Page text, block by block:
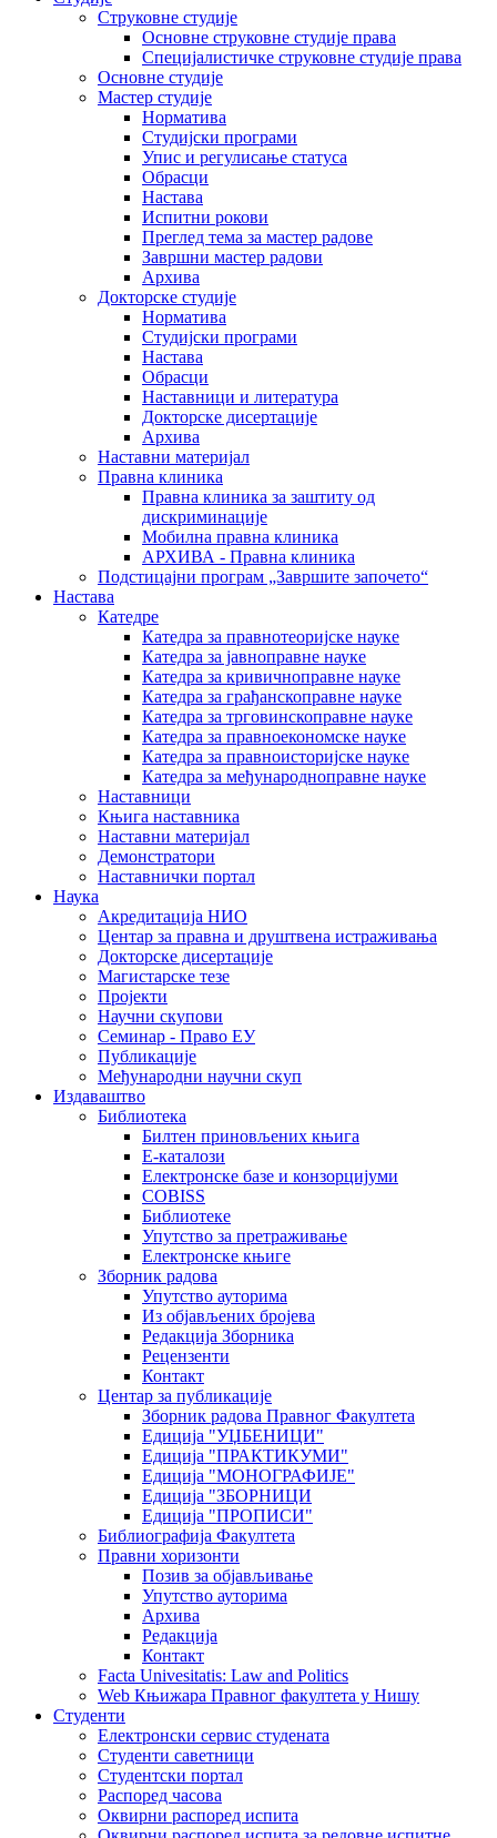
Струковне студије
Основне струковне студије права
Специјалистичке струковне студије права
Основне студије
Мастер студије
Норматива
Студијски програми
Упис и регулисање статуса
Обрасци
Настава
Испитни рокови
Преглед тема за мастер радове
Завршни мастер радови
Архива
Докторске студије
Норматива
Студијски програми
Настава
Обрасци
Наставници и литература
Докторске дисертације
Архива
Наставни материјал
Правна клиника
Правна клиника за заштиту од
дискриминације
Мобилна правна клиника
АРХИВА - Правна клиника
Подстицајни програм „Завршите започето“
Настава
Катедре
Катедра за правнотеоријске науке
Катедра за јавноправне науке
Катедра за кривичноправне науке
Катедра за грађанскоправне науке
Катедра за трговинскоправне науке
Катедра за правноекономске науке
Катедра за правноисторијске науке
Катедра за међународноправне науке
Наставници
Књига наставника
Наставни материјал
Демонстратори
Наставнички портал
Наука
Акредитација НИО
Центар за правна и друштвена истраживања
Докторске дисертације
Магистарске тезе
Пројекти
Научни скупови
Семинар - Право ЕУ
Публикације
Међународни научни скуп
Издаваштво
Библиотека
Билтен приновљених књига
Е-каталози
Електронске базе и конзорцијуми
COBISS
Библиотеке
Упутство за претраживање
Електронске књиге
Зборник радова
Упутство ауторима
Из објављених бројева
Редакција Зборника
Рецензенти
Контакт
Центар за публикације
Зборник радова Правног Факултета
Едиција "УЏБЕНИЦИ"
Едиција "ПРАКТИКУМИ"
Едиција "МОНОГРАФИЈЕ"
Едиција "ЗБОРНИЦИ
Едиција "ПРОПИСИ"
Библиографија Факултета
Правни хоризонти
Позив за објављивање
Упутство ауторима
Архива
Редакција
Контакт
Facta Univesitatis: Law and Politics
Web Књижара Правног факултета у Нишу
Студенти
Електронски сервис студената
Студенти саветници
Студентски портал
Распоред часова
Оквирни распоред испита